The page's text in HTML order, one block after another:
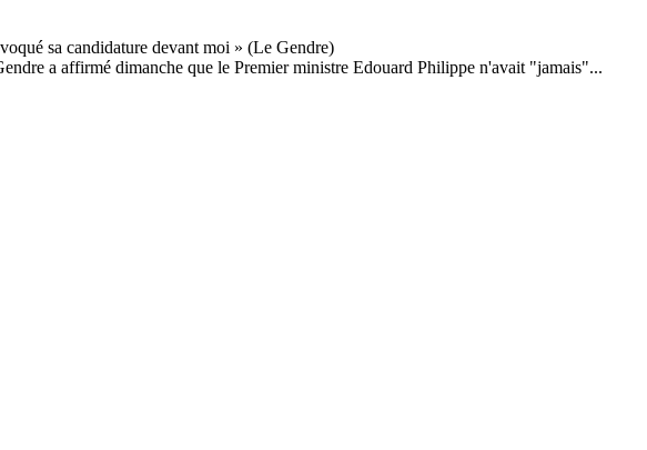
a affirmé dimanche que le Premier ministre Edouard Philippe n'avait "jamais"...